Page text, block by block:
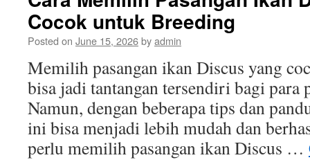
Cocok untuk Breeding
Posted on June 15, 2026byadmin
Memilih pasangan ikan Discus yang
bisa jadi tantangan tersendiri bagi para
Namun, dengan beberapa tips dan
ini bisa menjadi lebih mudah dan
perlu memilih pasangan ikan Discus …